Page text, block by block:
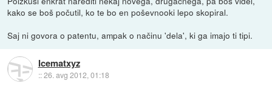
kako se boš počutil, ko te bo en poševnooki lepo skopiral.
Saj ni govora o patentu, ampak o načinu 'dela', ki ga imajo ti tipi.
Icematxyz
::26. avg 2012, 01:18